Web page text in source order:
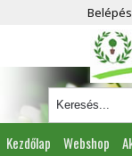
Kezdőlap Webshop